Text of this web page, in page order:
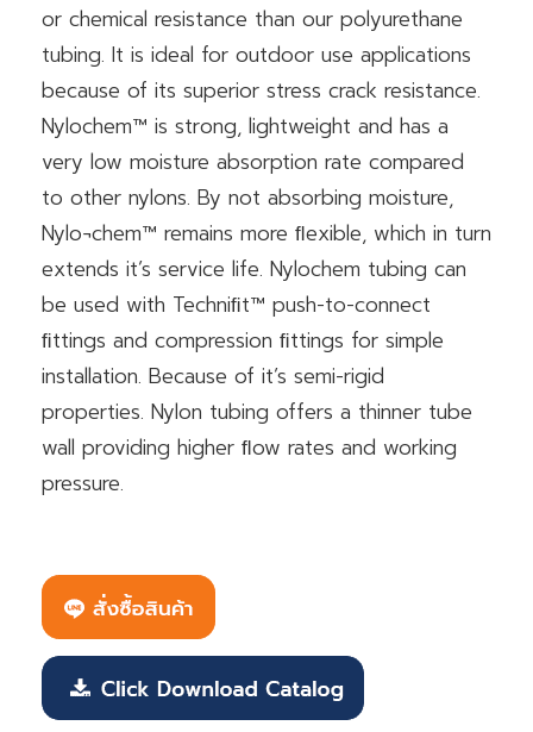
or chemical resistance than our polyurethane
tubing. It is ideal for outdoor use applications
because of its superior stress crack resistance.
Nylochem™ is strong, lightweight and has a
very low moisture absorption rate compared
to other nylons. By not absorbing moisture,
Nylo¬chem™ remains more ﬂexible, which in turn
extends it’s service life. Nylochem tubing can
be used with Techniﬁt™ push-to-connect
ﬁttings and compression ﬁttings for simple
installation. Because of it’s semi-rigid
properties. Nylon tubing offers a thinner tube
wall providing higher ﬂow rates and working
pressure.